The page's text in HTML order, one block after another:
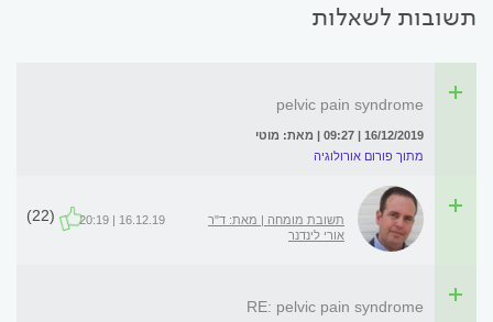
תשובות לשאלות
pelvic pain syndrome
16/12/2019 | 09:27 | מאת: מוטי
מתוך פורום אורולוגיה
תשובת מומחה | מאת: ד"ר
אורי לינדנר
16.12.19 | 20:19
(22)
RE: pelvic pain syndrome